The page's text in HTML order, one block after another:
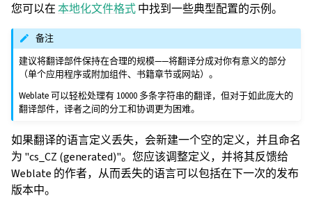
您可以在本地化文件格式中找到一些典型配置的示例。
备注
建议将翻译部件保持在合理的规模——将翻译分成对你有意义的部分
（单个应用程序或附加组件、书籍章节或网站）。
Weblate 可以轻松处理有 10000 多条字符串的翻译，但对于如此庞大的
翻译部件，译者之间的分工和协调更为困难。
如果翻译的语言定义丢失，会新建一个空的定义，并且命名
为 "cs_CZ (generated)"。您应该调整定义，并将其反馈给
Weblate 的作者，从而丢失的语言可以包括在下一次的发布
版本中。